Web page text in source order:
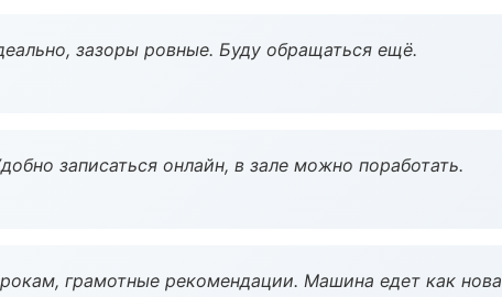
зазоры ровные. Буду обращаться ещё.
записаться онлайн, в зале можно поработать.
грамотные рекомендации. Машина едет как